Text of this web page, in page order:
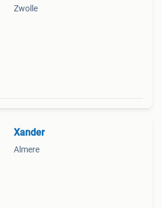
Zwolle
Xander
Almere